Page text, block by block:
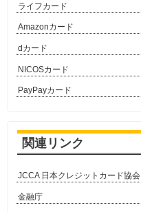
ライフカード
Amazonカード
dカード
NICOSカード
PayPayカード
関連リンク
JCCA 日本クレジットカード協会
金融庁